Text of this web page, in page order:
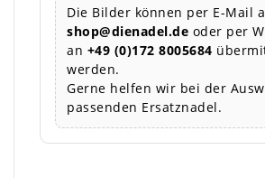
Die Bilder können per E-Mail
shop@dienadel.de oder per
an +49 (0)172 8005684
werden.
Gerne helfen wir bei der
passenden Ersatznadel.